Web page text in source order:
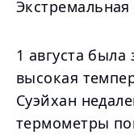
1 августа
высокая
Суэйхан
термометры